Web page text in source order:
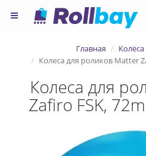
Главная
Колеса для роликов Matter
Колеса для
Zafiro FSK,